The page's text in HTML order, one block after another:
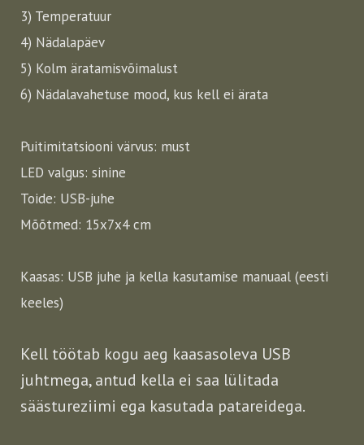
3) Temperatuur
4) Nädalapäev
5) Kolm äratamisvõimalust
6) Nädalavahetuse mood, kus kell ei ärata
Puitimitatsiooni värvus: must
LED valgus: sinine
Toide: USB-juhe
Mõõtmed: 15x7x4 cm
Kaasas: USB juhe ja kella kasutamise manuaal (eesti
keeles)
Kell töötab kogu aeg kaasasoleva USB
juhtmega, antud kella ei saa lülitada
säästureziimi ega kasutada patareidega.